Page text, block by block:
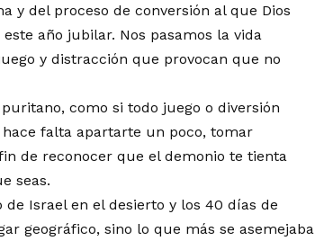
y del proceso de conversión al que Dios
año jubilar. Nos pasamos la vida
y distracción que provocan que no
como si todo juego o diversión
falta apartarte un poco, tomar
de reconocer que el demonio te tienta
seas.
Israel en el desierto y los 40 días de
geográfico, sino lo que más se asemejaba